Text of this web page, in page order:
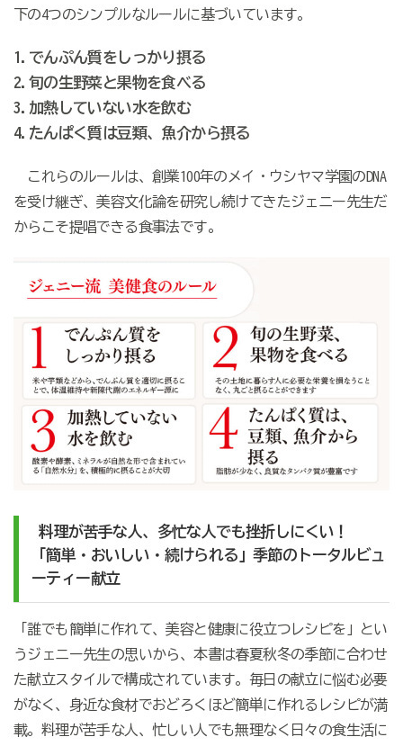
下の4つのシンプルなルールに基づいています。
1.でんぷん質をしっかり摂る
2.旬の生野菜と果物を食べる
3.加熱していない水を飲む
4.たんぱく質は豆類、魚介から摂る
これらのルールは、創業100年のメイ・ウシヤマ学園のDNA
を受け継ぎ、美容文化論を研究し続けてきたジェニー先生だ
からこそ提唱できる食事法です。
料理が苦手な人、多忙な人でも挫折しにくい！
「簡単・おいしい・続けられる」季節のトータルビュ
ーティー献立
「誰でも簡単に作れて、美容と健康に役立つレシピを」とい
うジェニー先生の思いから、本書は春夏秋冬の季節に合わせ
た献立スタイルで構成されています。毎日の献立に悩む必要
がなく、身近な食材でおどろくほど簡単に作れるレシピが満
載。料理が苦手な人、忙しい人でも無理なく日々の食生活に